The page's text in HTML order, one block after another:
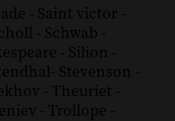
- Saint victor -
- Schwab -
- Silion -
- Stevenson -
- Theuriet -
- Trollope -